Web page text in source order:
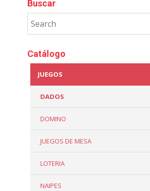
Buscar
Catálogo
JUEGOS
DADOS
DOMINO
JUEGOS DE MESA
LOTERIA
NAIPES